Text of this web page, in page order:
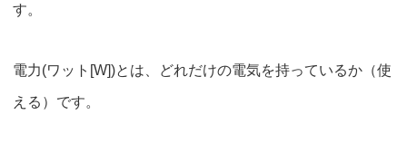
す。
電力(ワット[W])とは、どれだけの電気を持っているか（使
える）です。